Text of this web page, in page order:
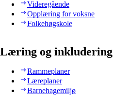
Videregående
Opplæring for voksne
Folkehøgskole
Læring og inkludering
Rammeplaner
Læreplaner
Barnehagemiljø